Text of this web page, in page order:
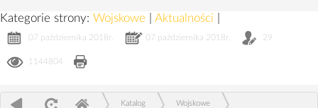
Kategorie strony: Wojskowe Aktualności
07 października 2018r. 07 października 2018r. 29
1144804
Katalog Wojskowe